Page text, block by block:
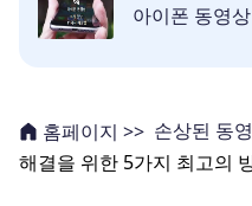
아이폰 동영상 소리가
홈페이지 >> 손상된 동
해결을 위한 5가지 최고의